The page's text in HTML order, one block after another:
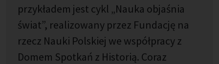
przykładem jest cykl „Nauka objaśnia
świat”, realizowany przez Fundację na
rzecz Nauki Polskiej we współpracy z
Domem Spotkań z Historią. Coraz